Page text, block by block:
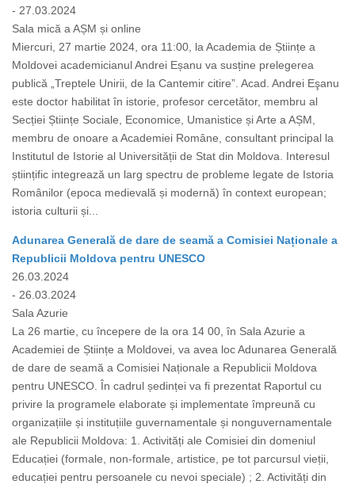
- 27.03.2024
Sala mică a AȘM și online
Miercuri, 27 martie 2024, ora 11:00, la Academia de Științe a
Moldovei academicianul Andrei Eșanu va susține prelegerea
publică „Treptele Unirii, de la Cantemir citire”. Acad. Andrei Eşanu
este doctor habilitat în istorie, profesor cercetător, membru al
Secției Științe Sociale, Economice, Umanistice și Arte a AȘM,
membru de onoare a Academiei Române, consultant principal la
Institutul de Istorie al Universității de Stat din Moldova. Interesul
științific integrează un larg spectru de probleme legate de Istoria
Românilor (epoca medievală și modernă) în context european;
istoria culturii și...
Adunarea Generală de dare de seamă a Comisiei Naționale a
Republicii Moldova pentru UNESCO
26.03.2024
- 26.03.2024
Sala Azurie
La 26 martie, cu începere de la ora 14 00, în Sala Azurie a
Academiei de Științe a Moldovei, va avea loc Adunarea Generală
de dare de seamă a Comisiei Naționale a Republicii Moldova
pentru UNESCO. În cadrul ședinței va fi prezentat Raportul cu
privire la programele elaborate și implementate împreună cu
organizațiile și instituțiile guvernamentale și nonguvernamentale
ale Republicii Moldova: 1. Activități ale Comisiei din domeniul
Educației (formale, non-formale, artistice, pe tot parcursul vieții,
educației pentru persoanele cu nevoi speciale) ; 2. Activități din